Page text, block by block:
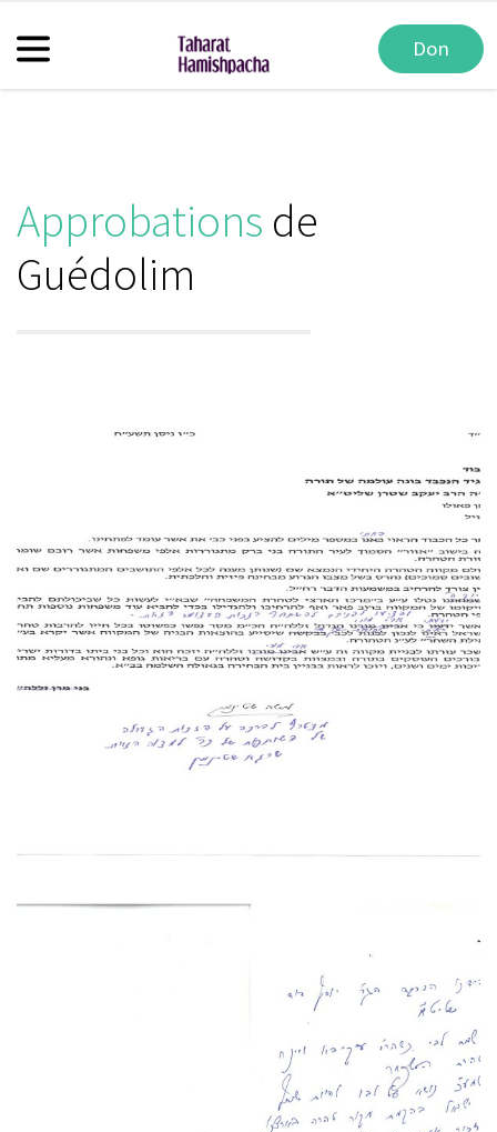
Don
Approbations de
Guédolim